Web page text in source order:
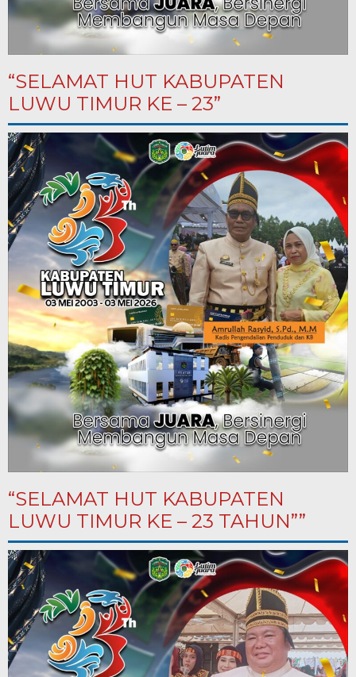
“SELAMAT HUT KABUPATEN
LUWU TIMUR KE – 23”
“SELAMAT HUT KABUPATEN
LUWU TIMUR KE – 23 TAHUN””